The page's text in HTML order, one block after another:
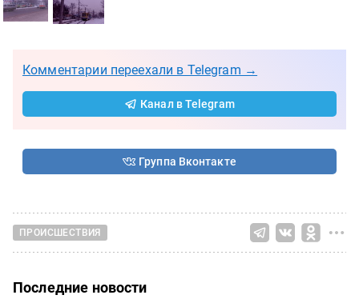
Комментарии переехали в Telegram →
Канал в Telegram
Группа Вконтакте
ПРОИСШЕСТВИЯ
Последние новости